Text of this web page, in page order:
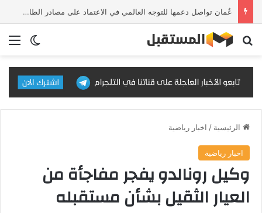
عُمان تواصل دعمها للتوجه العالمي في الاعتماد على مصادر الطاقة النظيفة والمتجددة
الوضع بحث عن
الرئيسية / اخبار رياضية
اخبار رياضية
وكيل رونالدو يفجر مفاجأة من
العيار الثقيل بشأن مستقبله